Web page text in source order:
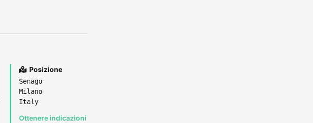
Posizione
Senago
Milano
Italy
Ottenere indicazioni